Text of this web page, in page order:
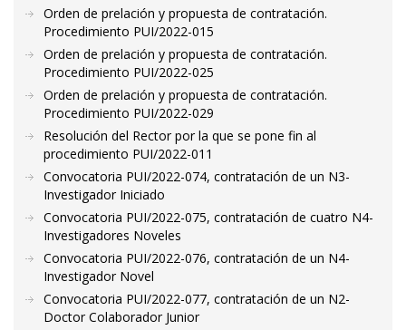
Orden de prelación y propuesta de contratación.
Procedimiento PUI/2022-015
Orden de prelación y propuesta de contratación.
Procedimiento PUI/2022-025
Orden de prelación y propuesta de contratación.
Procedimiento PUI/2022-029
Resolución del Rector por la que se pone fin al
procedimiento PUI/2022-011
Convocatoria PUI/2022-074, contratación de un N3-
Investigador Iniciado
Convocatoria PUI/2022-075, contratación de cuatro N4-
Investigadores Noveles
Convocatoria PUI/2022-076, contratación de un N4-
Investigador Novel
Convocatoria PUI/2022-077, contratación de un N2-
Doctor Colaborador Junior